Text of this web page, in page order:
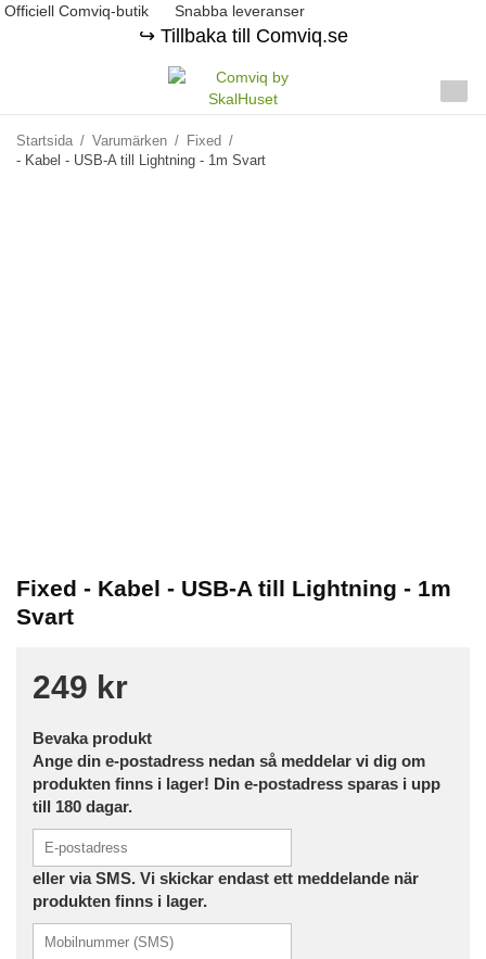
Officiell Comviq-butik Snabba leveranser
↪️ Tillbaka till Comviq.se
Startsida / Varumärken / Fixed /
- Kabel - USB-A till Lightning - 1m Svart
Fixed - Kabel - USB-A till Lightning - 1m
Svart
249 kr
Bevaka produkt
Ange din e-postadress nedan så meddelar vi dig om
produkten finns i lager! Din e-postadress sparas i upp
till 180 dagar.
eller via SMS. Vi skickar endast ett meddelande när
produkten finns i lager.